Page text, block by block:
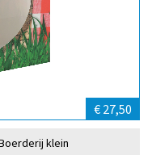
€ 27,50
klein